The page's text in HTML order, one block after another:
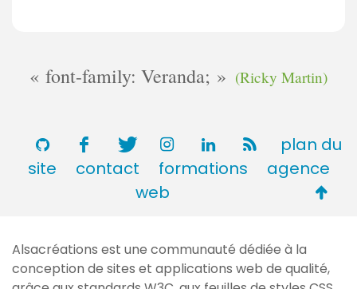
font-family: Veranda; (Ricky Martin)
plan du
site
contact formations
agence
web
de
Alsacréations est une communauté dédiée à la
conception de sites et applications web de qualité,